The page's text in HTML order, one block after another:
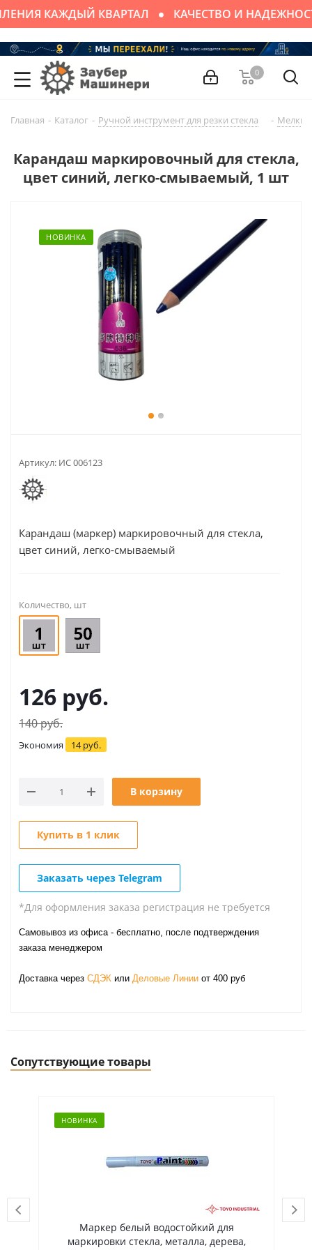
КАЖДЫЙ КВАРТАЛ КАЧЕСТВО И
0
Главная - Каталог - Ручной инструмент для резки стекла - Мелки,
Карандаш маркировочный для стекла,
цвет синий, легко-смываемый, 1 шт
НОВИНКА
Артикул: ИС 006123
Карандаш (маркер) маркировочный для стекла,
цвет синий, легко-смываемый
Количество, шт
126 руб.
140руб.
Экономия 14руб.
В корзину
Купить в 1 клик
Заказать через Telegram
*Для оформления заказа регистрация не требуется
Самовывоз из офиса - бесплатно, после подтверждения
заказа менеджером
Доставка через СДЭК или Деловые Линии от 400 руб
Сопутствующие товары
НОВИНКА
Маркер белый водостойкий для
маркировки стекла, металла, дерева,